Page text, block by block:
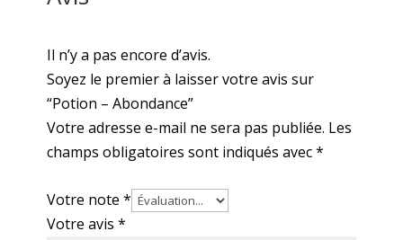
Il n’y a pas encore d’avis.
Soyez le premier à laisser votre avis sur
“Potion – Abondance”
Votre adresse e-mail ne sera pas publiée. Les
champs obligatoires sont indiqués avec*
Votre note*
Votre avis*